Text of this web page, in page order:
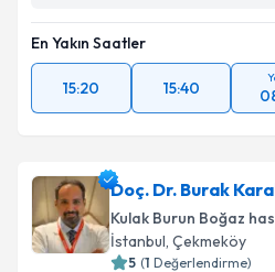
En Yakın Saatler
15:20 15:40
Doç. Dr. Burak
Kulak Burun Boğaz
İstanbul, Çekmeköy
5 (1 Değerlendirme)